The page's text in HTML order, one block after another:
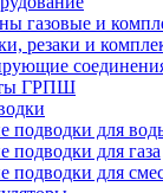
газовые и
резаки и
ГРПШ
подводки для
подводки для газа
подводки для